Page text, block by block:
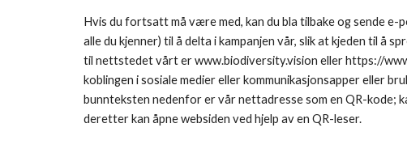
Hvis du fortsatt må være med, kan du bla tilbake og sende e-
alle du kjenner) til å delta i kampanjen vår, slik at kjeden til å
til nettstedet vårt er www.biodiversity.vision eller https://
koblingen i sosiale medier eller kommunikasjonsapper eller
bunnteksten nedenfor er vår nettadresse som en QR-kode;
deretter kan åpne websiden ved hjelp av en QR-leser.